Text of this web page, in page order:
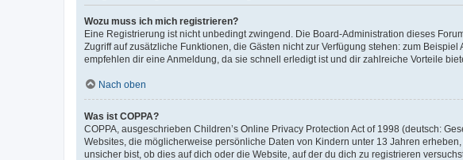
Wozu muss ich mich registrieren?
Eine Registrierung ist nicht unbedingt zwingend. Die Board-Administration dieses
Zugriff auf zusätzliche Funktionen, die Gästen nicht zur Verfügung stehen: zum
empfehlen dir eine Anmeldung, da sie schnell erledigt ist und dir zahlreiche Vorteile
Nach oben
Was ist COPPA?
COPPA, ausgeschrieben Children’s Online Privacy Protection Act of 1998 (deutsch:
Websites, die möglicherweise persönliche Daten von Kindern unter 13 Jahren
unsicher bist, ob dies auf dich oder die Website, auf der du dich zu registrieren